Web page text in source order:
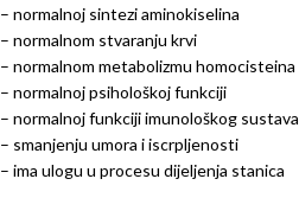
– normalnoj sintezi aminokiselina
– normalnom stvaranju krvi
– normalnom metabolizmu homocisteina
– normalnoj psihološkoj funkciji
– normalnoj funkciji imunološkog sustava
– smanjenju umora i iscrpljenosti
– ima ulogu u procesu dijeljenja stanica